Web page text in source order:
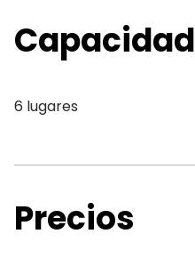
Capacidad
6 lugares
Precios